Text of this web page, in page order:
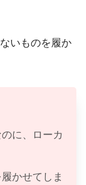
いものを履か
に、ローカ
かせてしま